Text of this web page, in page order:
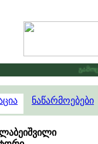
ნაწარმოებები